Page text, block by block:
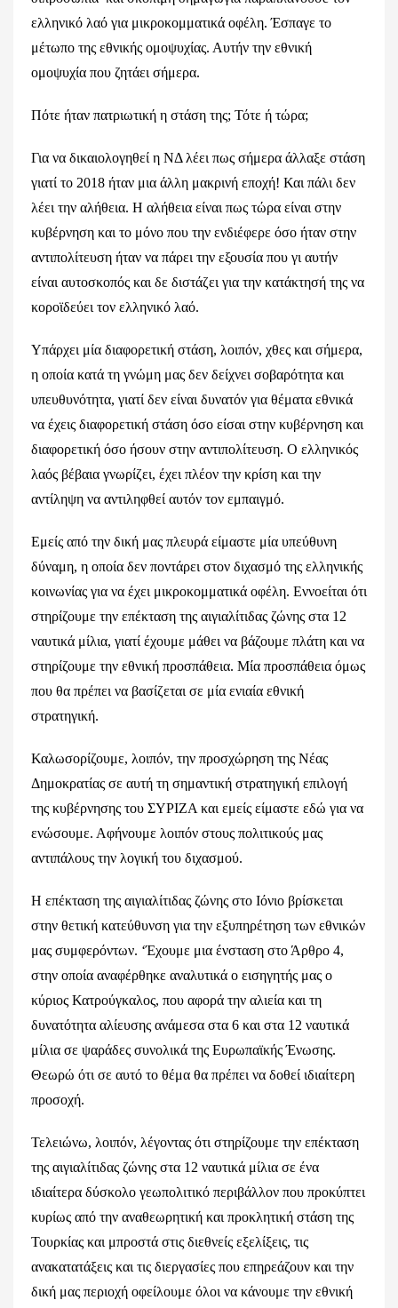
ελληνικό λαό για μικροκομματικά οφέλη. Έσπαγε το
μέτωπο της εθνικής ομοψυχίας. Αυτήν την εθνική
ομοψυχία που ζητάει σήμερα.
Πότε ήταν πατριωτική η στάση της; Τότε ή τώρα;
Για να δικαιολογηθεί η ΝΔ λέει πως σήμερα άλλαξε στάση
γιατί το 2018 ήταν μια άλλη μακρινή εποχή! Και πάλι δεν
λέει την αλήθεια. Η αλήθεια είναι πως τώρα είναι στην
κυβέρνηση και το μόνο που την ενδιέφερε όσο ήταν στην
αντιπολίτευση ήταν να πάρει την εξουσία που γι αυτήν
είναι αυτοσκοπός και δε διστάζει για την κατάκτησή της να
κοροϊδεύει τον ελληνικό λαό.
Υπάρχει μία διαφορετική στάση, λοιπόν, χθες και σήμερα,
η οποία κατά τη γνώμη μας δεν δείχνει σοβαρότητα και
υπευθυνότητα, γιατί δεν είναι δυνατόν για θέματα εθνικά
να έχεις διαφορετική στάση όσο είσαι στην κυβέρνηση και
διαφορετική όσο ήσουν στην αντιπολίτευση. Ο ελληνικός
λαός βέβαια γνωρίζει, έχει πλέον την κρίση και την
αντίληψη να αντιληφθεί αυτόν τον εμπαιγμό.
Εμείς από την δική μας πλευρά είμαστε μία υπεύθυνη
δύναμη, η οποία δεν ποντάρει στον διχασμό της ελληνικής
κοινωνίας για να έχει μικροκομματικά οφέλη. Εννοείται ότι
στηρίζουμε την επέκταση της αιγιαλίτιδας ζώνης στα 12
ναυτικά μίλια, γιατί έχουμε μάθει να βάζουμε πλάτη και να
στηρίζουμε την εθνική προσπάθεια. Μία προσπάθεια όμως
που θα πρέπει να βασίζεται σε μία ενιαία εθνική
στρατηγική.
Καλωσορίζουμε, λοιπόν, την προσχώρηση της Νέας
Δημοκρατίας σε αυτή τη σημαντική στρατηγική επιλογή
της κυβέρνησης του ΣΥΡΙΖΑ και εμείς είμαστε εδώ για να
ενώσουμε. Αφήνουμε λοιπόν στους πολιτικούς μας
αντιπάλους την λογική του διχασμού.
Η επέκταση της αιγιαλίτιδας ζώνης στο Ιόνιο βρίσκεται
στην θετική κατεύθυνση για την εξυπηρέτηση των εθνικών
μας συμφερόντων. ‘Έχουμε μια ένσταση στο Άρθρο 4,
στην οποία αναφέρθηκε αναλυτικά ο εισηγητής μας ο
κύριος Κατρούγκαλος, που αφορά την αλιεία και τη
δυνατότητα αλίευσης ανάμεσα στα 6 και στα 12 ναυτικά
μίλια σε ψαράδες συνολικά της Ευρωπαϊκής Ένωσης.
Θεωρώ ότι σε αυτό το θέμα θα πρέπει να δοθεί ιδιαίτερη
προσοχή.
Τελειώνω, λοιπόν, λέγοντας ότι στηρίζουμε την επέκταση
της αιγιαλίτιδας ζώνης στα 12 ναυτικά μίλια σε ένα
ιδιαίτερα δύσκολο γεωπολιτικό περιβάλλον που προκύπτει
κυρίως από την αναθεωρητική και προκλητική στάση της
Τουρκίας και μπροστά στις διεθνείς εξελίξεις, τις
ανακατατάξεις και τις διεργασίες που επηρεάζουν και την
δική μας περιοχή οφείλουμε όλοι να κάνουμε την εθνική